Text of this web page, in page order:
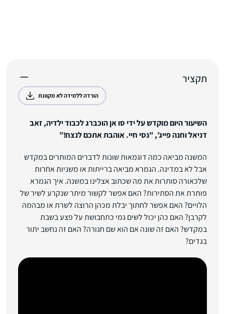
תקציר
הורדה ללמידה לא מקוונת
השיעור היום מוקדש על ידי סו אן הוכברג לכבוד ילדיה, זאב
דניאל וחנה פייג’, "נסי חיי. אוהבת אתכם לנצח!”
המשנה מביאה כמה דוגמאות שונות לדברים המותרים במקדש
אבל לא במדינה. הגמרא מביאה ברייתות או משניות אחרות
שלכאורה סותרות את מה שכתוב אצלינו במשנה. איך הגמרא
פותרת את הסתירות? האם אפשר לקשור מיתר שנקרע לשיר של
הלויים? האם אפשר לחתוך יבלת מכהן הרוצה לשרת או מבהמה
לקרבן? האם כהן יכול לשים גמי כתחבושת על פצע בשבת
במקדש? האם זה שונה אם הוא שם חגורה? האם זה נחשב יתור
בגדים?